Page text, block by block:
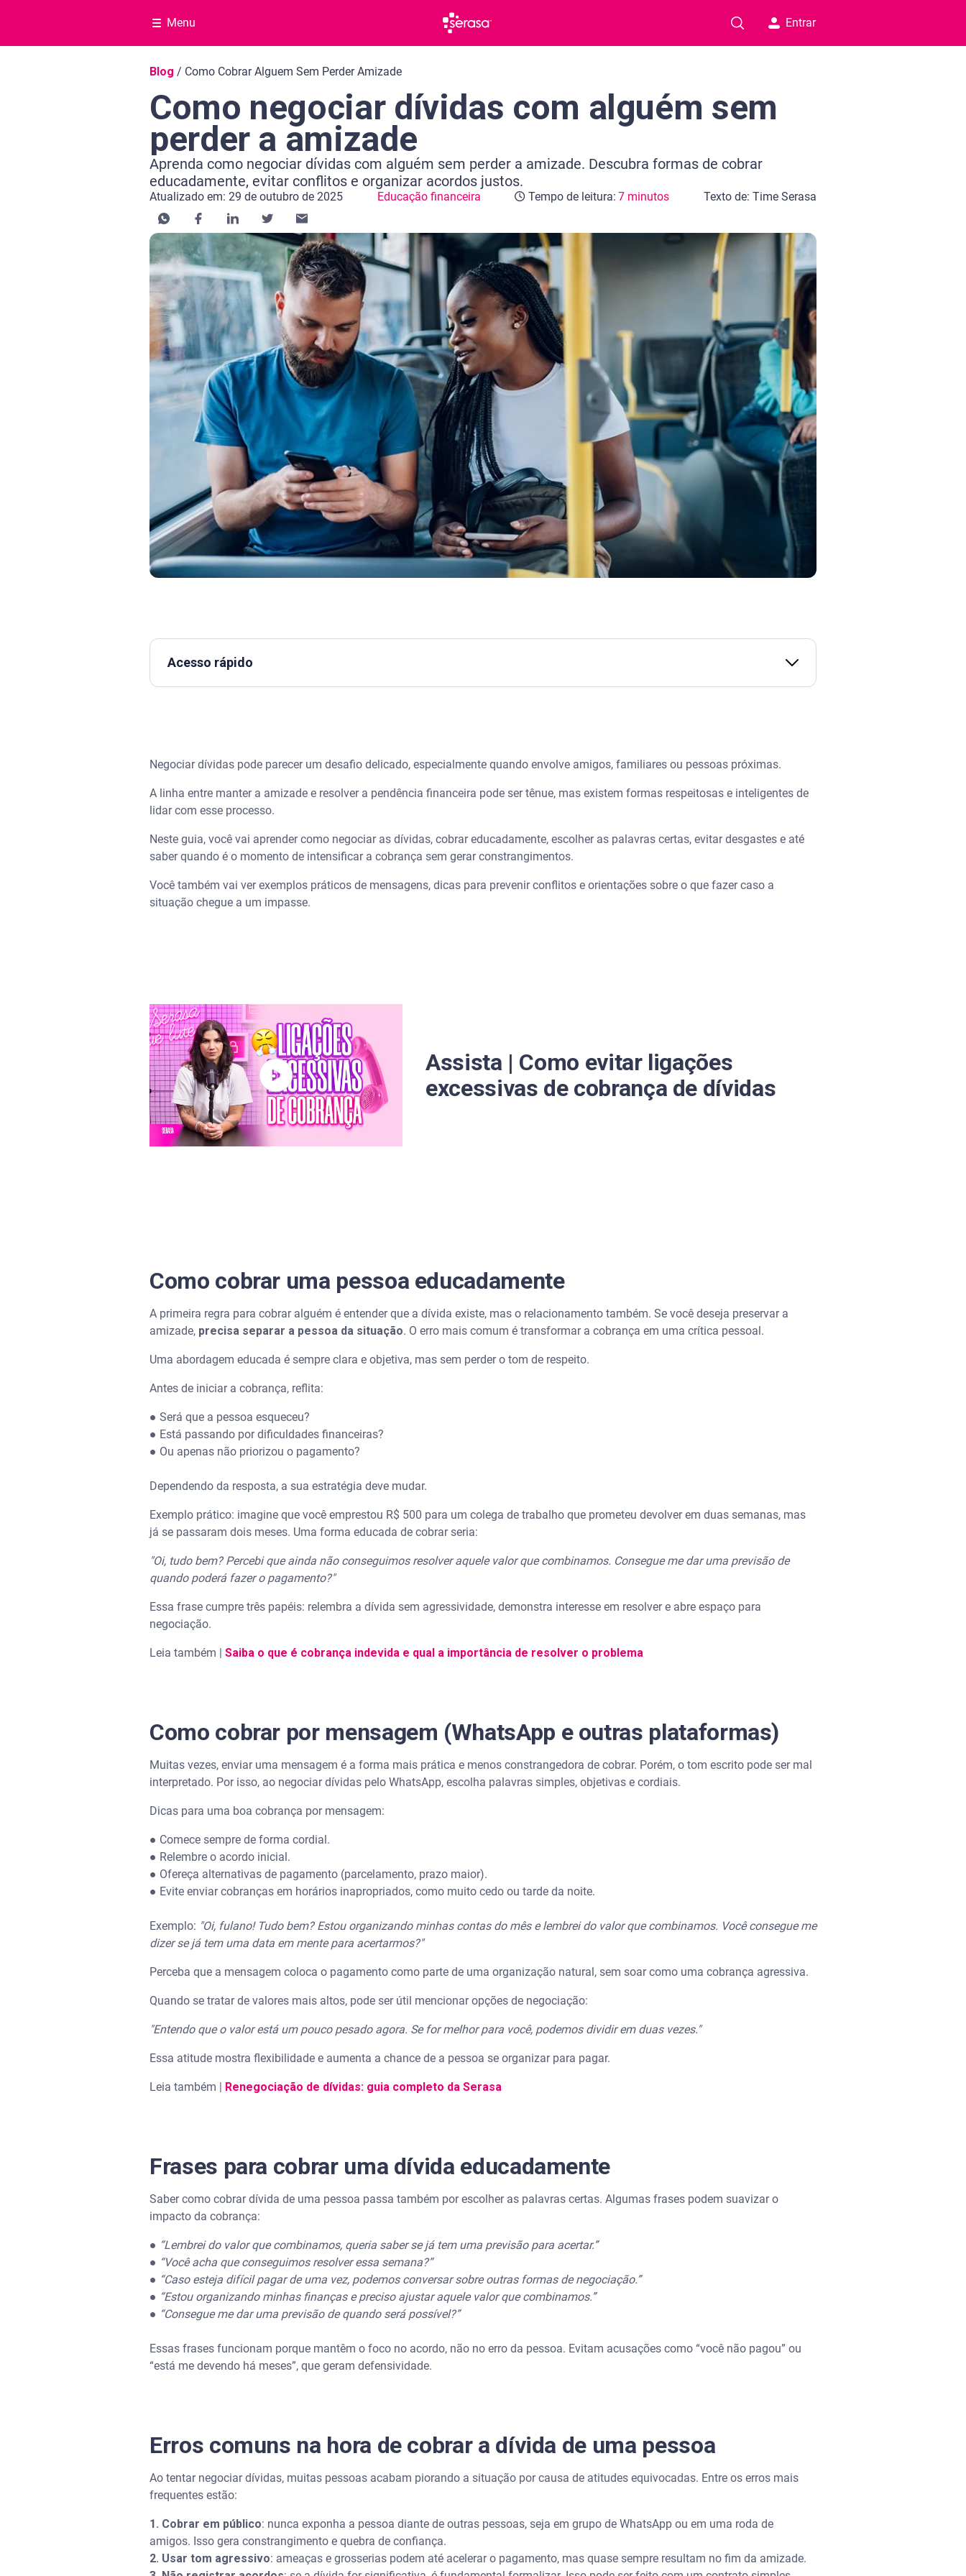
Menu Entrar
Navegação do blog
Blog / Como Cobrar Alguem Sem Perder Amizade
Como negociar dívidas com alguém sem
perder a amizade
Aprenda como negociar dívidas com alguém sem perder a amizade. Descubra formas de cobrar
educadamente, evitar conflitos e organizar acordos justos.
Atualizado em: 29 de outubro de 2025 Educação financeira
Categoria Educação financeira Tempo de leitura: 7 minutos
Tempo de leitura: 7 minutos Texto de: Time Serasa
Acesso rápido
Como cobrar por mensagem (WhatsApp e outras plataformas)
Frases para cobrar uma dívida educadamente
Erros comuns na hora de cobrar a dívida de uma pessoa
Quando e como intensificar a cobrança
E se a negociação não der certo?
Perguntas frequentes sobre negociar dívidas
Como pagar dívida com 90% de desconto?
Estou devendo R$ 20 mil. O que fazer?
Negociar dívidas pode parecer um desafio delicado, especialmente quando envolve amigos, familiares ou pessoas próximas.
A linha entre manter a amizade e resolver a pendência financeira pode ser tênue, mas existem formas respeitosas e inteligentes de
lidar com esse processo.
Neste guia, você vai aprender como negociar as dívidas, cobrar educadamente, escolher as palavras certas, evitar desgastes e até
saber quando é o momento de intensificar a cobrança sem gerar constrangimentos.
Você também vai ver exemplos práticos de mensagens, dicas para prevenir conflitos e orientações sobre o que fazer caso a
situação chegue a um impasse.
Assista | Como evitar ligações
excessivas de cobrança de dívidas
Como cobrar uma pessoa educadamente
A primeira regra para cobrar alguém é entender que a dívida existe, mas o relacionamento também. Se você deseja preservar a
amizade, precisa separar a pessoa da situação. O erro mais comum é transformar a cobrança em uma crítica pessoal.
Uma abordagem educada é sempre clara e objetiva, mas sem perder o tom de respeito.
Antes de iniciar a cobrança, reflita:
● Será que a pessoa esqueceu?
● Está passando por dificuldades financeiras?
● Ou apenas não priorizou o pagamento?
Dependendo da resposta, a sua estratégia deve mudar.
Exemplo prático: imagine que você emprestou R$ 500 para um colega de trabalho que prometeu devolver em duas semanas, mas
já se passaram dois meses. Uma forma educada de cobrar seria:
"Oi, tudo bem? Percebi que ainda não conseguimos resolver aquele valor que combinamos. Consegue me dar uma previsão de
quando poderá fazer o pagamento?"
Essa frase cumpre três papéis: relembra a dívida sem agressividade, demonstra interesse em resolver e abre espaço para
negociação.
Leia também | Saiba o que é cobrança indevida e qual a importância de resolver o problema
Como cobrar por mensagem (WhatsApp e outras plataformas)
Muitas vezes, enviar uma mensagem é a forma mais prática e menos constrangedora de cobrar. Porém, o tom escrito pode ser mal
interpretado. Por isso, ao negociar dívidas pelo WhatsApp, escolha palavras simples, objetivas e cordiais.
Dicas para uma boa cobrança por mensagem:
● Comece sempre de forma cordial.
● Relembre o acordo inicial.
● Ofereça alternativas de pagamento (parcelamento, prazo maior).
● Evite enviar cobranças em horários inapropriados, como muito cedo ou tarde da noite.
Exemplo: "Oi, fulano! Tudo bem? Estou organizando minhas contas do mês e lembrei do valor que combinamos. Você consegue me
dizer se já tem uma data em mente para acertarmos?"
Perceba que a mensagem coloca o pagamento como parte de uma organização natural, sem soar como uma cobrança agressiva.
Quando se tratar de valores mais altos, pode ser útil mencionar opções de negociação:
"Entendo que o valor está um pouco pesado agora. Se for melhor para você, podemos dividir em duas vezes."
Essa atitude mostra flexibilidade e aumenta a chance de a pessoa se organizar para pagar.
Leia também | Renegociação de dívidas: guia completo da Serasa
Frases para cobrar uma dívida educadamente
Saber como cobrar dívida de uma pessoa passa também por escolher as palavras certas. Algumas frases podem suavizar o
impacto da cobrança:
● “Lembrei do valor que combinamos, queria saber se já tem uma previsão para acertar.”
● “Você acha que conseguimos resolver essa semana?”
● “Caso esteja difícil pagar de uma vez, podemos conversar sobre outras formas de negociação.”
● “Estou organizando minhas finanças e preciso ajustar aquele valor que combinamos.”
● “Consegue me dar uma previsão de quando será possível?”
Essas frases funcionam porque mantêm o foco no acordo, não no erro da pessoa. Evitam acusações como “você não pagou” ou
“está me devendo há meses”, que geram defensividade.
Erros comuns na hora de cobrar a dívida de uma pessoa
Ao tentar negociar dívidas, muitas pessoas acabam piorando a situação por causa de atitudes equivocadas. Entre os erros mais
frequentes estão:
1. Cobrar em público: nunca exponha a pessoa diante de outras pessoas, seja em grupo de WhatsApp ou em uma roda de
amigos. Isso gera constrangimento e quebra de confiança.
2. Usar tom agressivo: ameaças e grosserias podem até acelerar o pagamento, mas quase sempre resultam no fim da amizade.